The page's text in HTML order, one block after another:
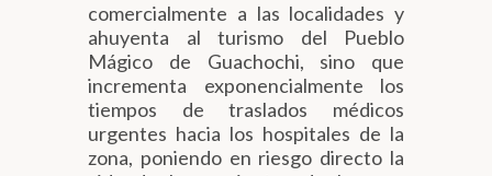
comercialmente a las localidades y
ahuyenta al turismo del Pueblo
Mágico de Guachochi, sino que
incrementa exponencialmente los
tiempos de traslados médicos
urgentes hacia los hospitales de la
zona, poniendo en riesgo directo la